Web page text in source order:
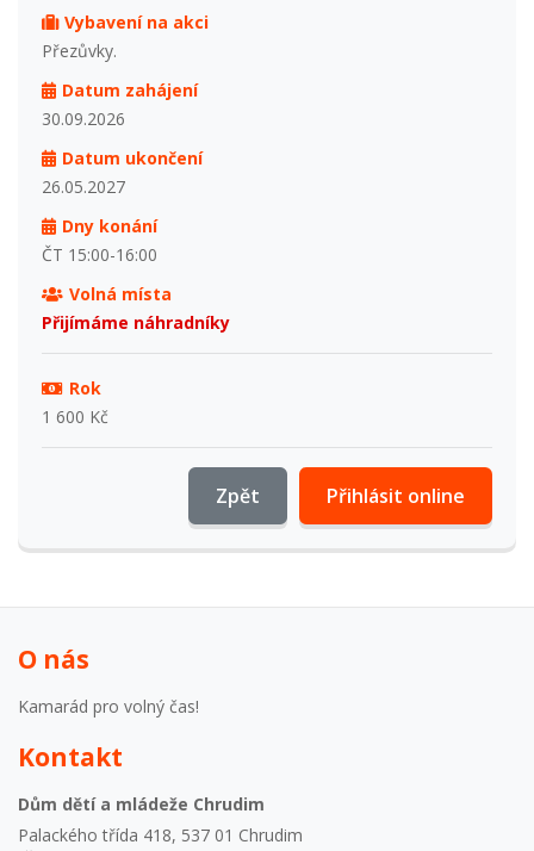
Vybavení na akci
Přezůvky.
Datum zahájení
30.09.2026
Datum ukončení
26.05.2027
Dny konání
ČT 15:00-16:00
Volná místa
Přijímáme náhradníky
Rok
1 600 Kč
Přihlásit online
Zpět
O nás
Kamarád pro volný čas!
Kontakt
Dům dětí a mládeže Chrudim
Palackého třída 418, 537 01 Chrudim